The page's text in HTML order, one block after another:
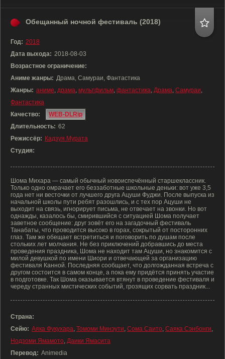
Обещанный ночной фестиваль (2018)
Год: 2018
Дата выхода: 2018-08-03
Возрастное ограничение:
Аниме жанры: Драма, Самураи, Фантастика
Жанры: аниме, драма, мультфильм, фантастика, Драма, Самураи,
Фантастика
Качество:
WEB-DLRip
Длительность: 62
Режиссёр: Кадзуя Мурата
Студия:
Шома Михара — самый обычный новоиспечённый старшеклассник.
Только одно омрачает его беззаботные школьные деньки: вот уже 3,5
года нет ни весточки от лучшего друга Ацуши Фуджи. После выпуска из
начальной школы пути ребят разошлись, и с тех пор Ацуши не
выходит на связь, игнорирует письма, не отвечает на звонки. Но вот
однажды, казалось бы, смирившийся с ситуацией Шома получает
заветное сообщение: друг зовёт его на загадочный фестиваль
Танабаты, что проводится высоко в горах, сокрытый от посторонних
глаз. Там же обещает встретиться и поговорить по душам после
стольких лет молчания. Не без приключений добравшись до места
проведения праздника, Шома не находит там Ацуши, но знакомится с
милой девушкой по имени Шиори и отвечающей за организацию
фестиваля Канной. Последняя сообщает, что долгожданная встреча с
другом состоится в самом конце, а пока ему придётся принять участие
в подготовке. Так Шома оказывается втянут в проведение фестиваля и
череду странных мистических событий, грозящих сорвать праздник...
Страна:
Сейю: Аяка Фукухара, Томоми Минэути, Сома Саито, Саяка Сэнбонги,
Нодзоми Ямамото, Даики Ямасита
Перевод: Animedia